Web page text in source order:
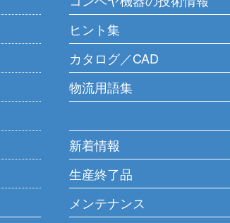
ヒント集
カタログ／CAD
物流用語集
新着情報
生産終了品
メンテナンス